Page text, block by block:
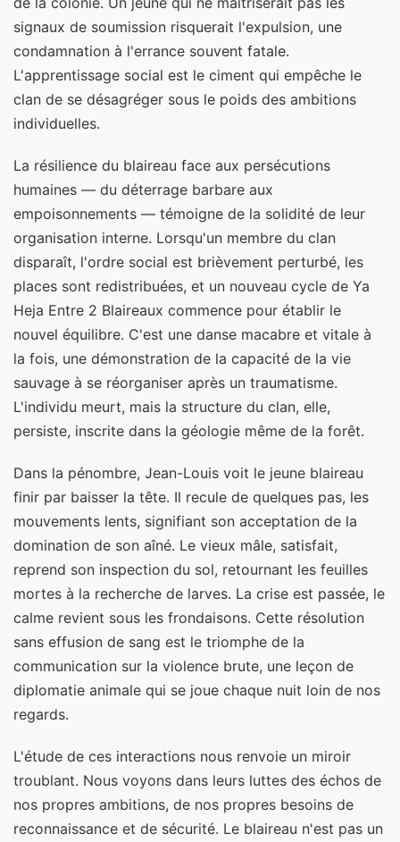
signaux de soumission risquerait l'expulsion, une
condamnation à l'errance souvent fatale.
L'apprentissage social est le ciment qui empêche le
clan de se désagréger sous le poids des ambitions
individuelles.
La résilience du blaireau face aux persécutions
humaines — du déterrage barbare aux
empoisonnements — témoigne de la solidité de leur
organisation interne. Lorsqu'un membre du clan
disparaît, l'ordre social est brièvement perturbé, les
places sont redistribuées, et un nouveau cycle de Ya
Heja Entre 2 Blaireaux commence pour établir le
nouvel équilibre. C'est une danse macabre et vitale à
la fois, une démonstration de la capacité de la vie
sauvage à se réorganiser après un traumatisme.
L'individu meurt, mais la structure du clan, elle,
persiste, inscrite dans la géologie même de la forêt.
Dans la pénombre, Jean-Louis voit le jeune blaireau
finir par baisser la tête. Il recule de quelques pas, les
mouvements lents, signifiant son acceptation de la
domination de son aîné. Le vieux mâle, satisfait,
reprend son inspection du sol, retournant les feuilles
mortes à la recherche de larves. La crise est passée, le
calme revient sous les frondaisons. Cette résolution
sans effusion de sang est le triomphe de la
communication sur la violence brute, une leçon de
diplomatie animale qui se joue chaque nuit loin de nos
regards.
L'étude de ces interactions nous renvoie un miroir
troublant. Nous voyons dans leurs luttes des échos de
nos propres ambitions, de nos propres besoins de
reconnaissance et de sécurité. Le blaireau n'est pas un